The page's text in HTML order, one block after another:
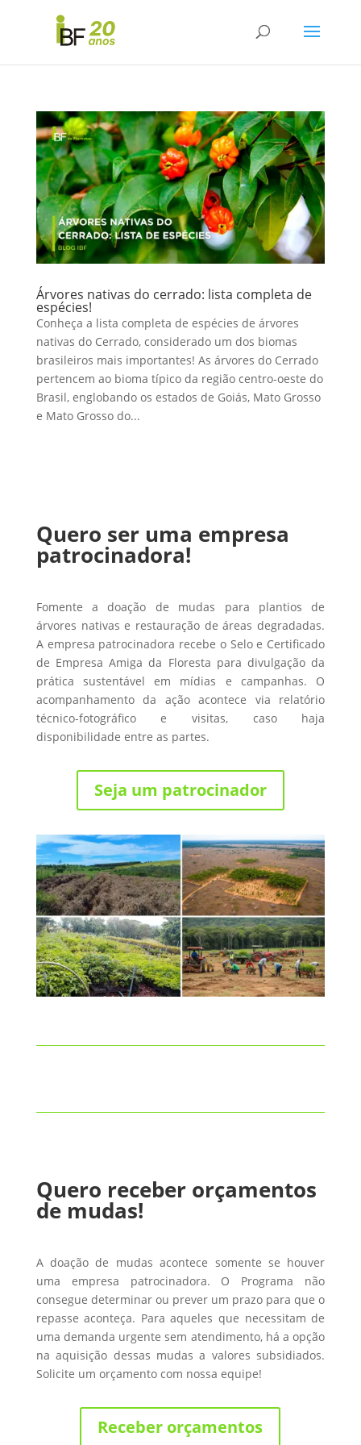
Árvores nativas do cerrado: lista completa de
espécies!
Conheça a lista completa de espécies de árvores
nativas do Cerrado, considerado um dos biomas
brasileiros mais importantes! As árvores do Cerrado
pertencem ao bioma típico da região centro-oeste do
Brasil, englobando os estados de Goiás, Mato Grosso
e Mato Grosso do...
Quero ser uma empresa
patrocinadora!
Fomente a doação de mudas para plantios de
árvores nativas e restauração de áreas degradadas.
A empresa patrocinadora recebe o Selo e Certificado
de Empresa Amiga da Floresta para divulgação da
prática sustentável em mídias e campanhas. O
acompanhamento da ação acontece via relatório
técnico-fotográfico e visitas, caso haja
disponibilidade entre as partes.
Seja um patrocinador
Quero receber orçamentos
de mudas!
A doação de mudas acontece somente se houver
uma empresa patrocinadora. O Programa não
consegue determinar ou prever um prazo para que o
repasse aconteça. Para aqueles que necessitam de
uma demanda urgente sem atendimento, há a opção
na aquisição dessas mudas a valores subsidiados.
Solicite um orçamento com nossa equipe!
Receber orçamentos